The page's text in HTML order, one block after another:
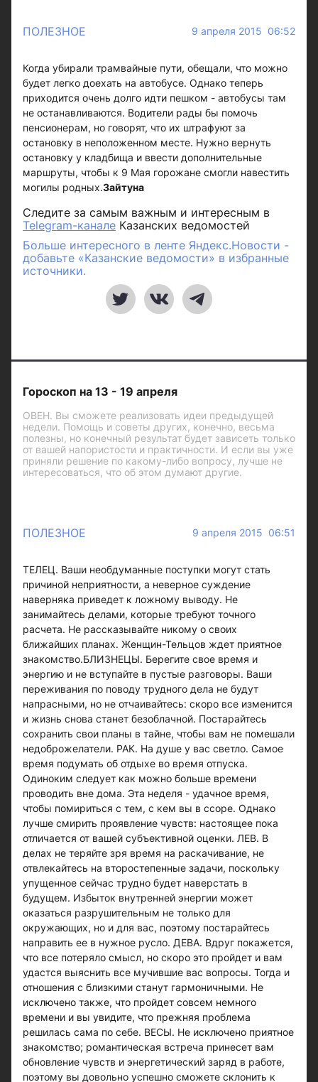
ПОЛЕЗНОЕ 9 апреля 2015 06:52
Когда убирали трамвайные пути, обещали, что можно
будет легко доехать на автобусе. Однако теперь
приходится очень долго идти пешком - автобусы там
не останавливаются. Водители рады бы помочь
пенсионерам, но говорят, что их штрафуют за
остановку в неположенном месте. Нужно вернуть
остановку у кладбища и ввести дополнительные
маршруты, чтобы к 9 Мая горожане смогли навестить
могилы родных.Зайтуна
Следите за самым важным и интересным в
Telegram-канале Казанских ведомостей
Больше интересного в ленте Яндекс.Новости -
добавьте «Казанские ведомости» в избранные
источники.
Гороскоп на 13 - 19 апреля
ОВЕН. Вы сможете реализовать идеи предыдущей
недели. Помощь и советы других, конечно, весьма
полезны, но конечный результат будет зависеть только
от вашей напористости и практичности. И если вы уже
приняли решение по какому-либо вопросу, лучше не
интересоваться, что об этом думают другие.
ПОЛЕЗНОЕ 9 апреля 2015 06:51
ТЕЛЕЦ. Ваши необдуманные поступки могут стать
причиной неприятности, а неверное суждение
наверняка приведет к ложному выводу. Не
занимайтесь делами, которые требуют точного
расчета. Не рассказывайте никому о своих
ближайших планах. Женщин-Тельцов ждет приятное
знакомство.БЛИЗНЕЦЫ. Берегите свое время и
энергию и не вступайте в пустые разговоры. Ваши
переживания по поводу трудного дела не будут
напрасными, но не отчаивайтесь: скоро все изменится
и жизнь снова станет безоблачной. Постарайтесь
сохранить свои планы в тайне, чтобы вам не помешали
недоброжелатели. РАК. На душе у вас светло. Самое
время подумать об отдыхе во время отпуска.
Одиноким следует как можно больше времени
проводить вне дома. Эта неделя - удачное время,
чтобы помириться с тем, с кем вы в ссоре. Однако
лучше смирить проявление чувств: настоящее пока
отличается от вашей субъективной оценки. ЛЕВ. В
делах не теряйте зря время на раскачивание, не
отвлекайтесь на второстепенные задачи, поскольку
упущенное сейчас трудно будет наверстать в
будущем. Избыток внутренней энергии может
оказаться разрушительным не только для
окружающих, но и для вас, поэтому постарайтесь
направить ее в нужное русло. ДЕВА. Вдруг покажется,
что все потеряло смысл, но скоро это пройдет и вам
удастся выяснить все мучившие вас вопросы. Тогда и
отношения с близкими станут гармоничными. Не
исключено также, что пройдет совсем немного
времени и вы увидите, что прежняя проблема
решилась сама по себе. ВЕСЫ. Не исключено приятное
знакомство; романтическая встреча принесет вам
обновление чувств и энергетический заряд в работе,
поэтому вы довольно успешно сможете склонить к